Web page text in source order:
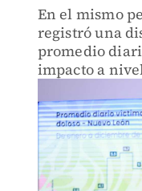
En el mismo
registró una
promedio
impacto a